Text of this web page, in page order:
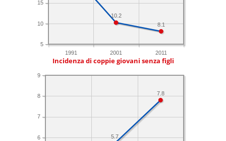
1991 2001 2011
5
10
15
8.1
10.2
Incidenza di coppie giovani senza figli
6
7
8
9
7.8
5.7